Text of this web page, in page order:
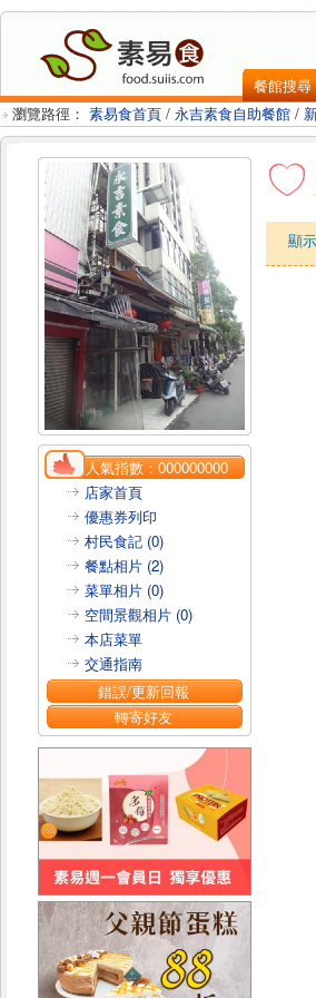
餐館搜尋
瀏覽路徑： 素易食首頁 / 永吉素食自助餐館 /
人氣指數：000000000
店家首頁
優惠券列印
村民食記 (0)
餐點相片 (2)
菜單相片 (0)
空間景觀相片 (0)
本店菜單
交通指南
錯誤/更新回報
轉寄好友
顯示